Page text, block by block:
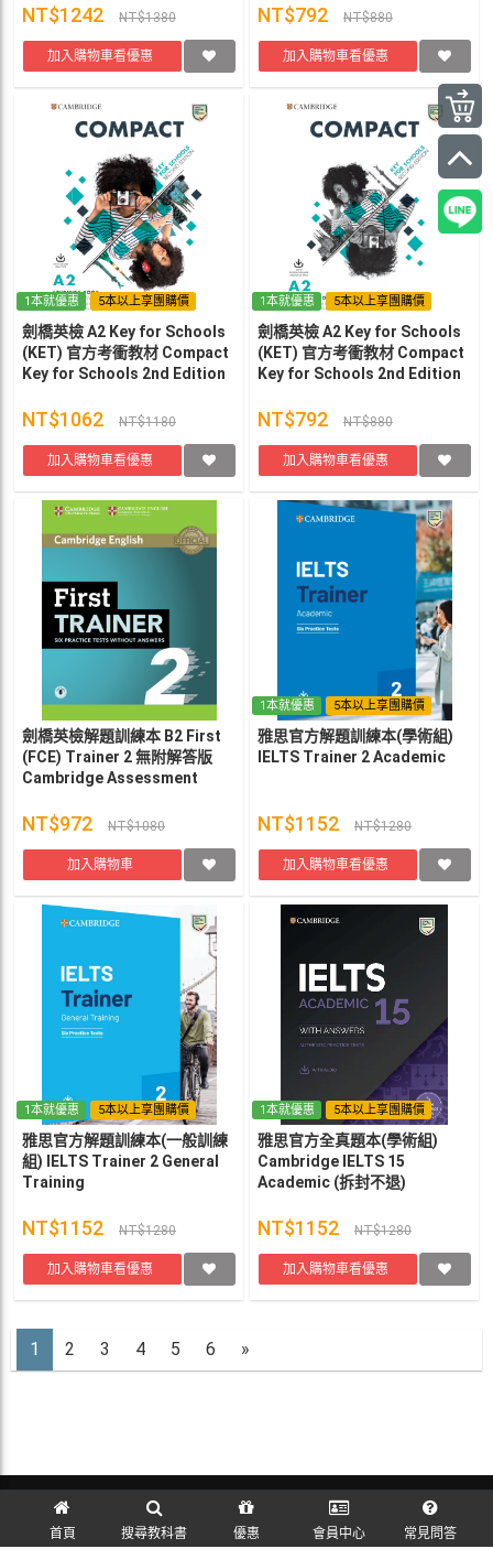
NT$1242 NT$1380
加入購物車看優惠
Heyderman
NT$792 NT$880
加入購物車看優惠
1本就優惠 5本以上享團購價
劍橋英檢 A2 Key for Schools
(KET) 官方考衝教材 Compact
Key for Schools 2nd Edition
版 Emma Heyderman
NT$1062 NT$1180
加入購物車看優惠
1本就優惠 5本以上享團購價
劍橋英檢 A2 Key for Schools
(KET) 官方考衝教材 Compact
Key for Schools 2nd Edition
Heyderman
NT$792 NT$880
加入購物車看優惠
劍橋英檢解題訓練本 B2 First
(FCE) Trainer 2 無附解答版
Cambridge Assessment
NT$972 NT$1080
加入購物車
1本就優惠 5本以上享團購價
雅思官方解題訓練本(學術組)
IELTS Trainer 2 Academic
NT$1152 NT$1280
加入購物車看優惠
1本就優惠 5本以上享團購價
雅思官方解題訓練本(一般訓練
組) IELTS Trainer 2 General
Training
NT$1152 NT$1280
加入購物車看優惠
1本就優惠 5本以上享團購價
雅思官方全真題本(學術組)
Cambridge IELTS 15
Academic (拆封不退)
NT$1152 NT$1280
加入購物車看優惠
1 2 3 4 5 6 »
首頁 搜尋教科書 優惠 會員中心 常見問答
訪客訂單查詢